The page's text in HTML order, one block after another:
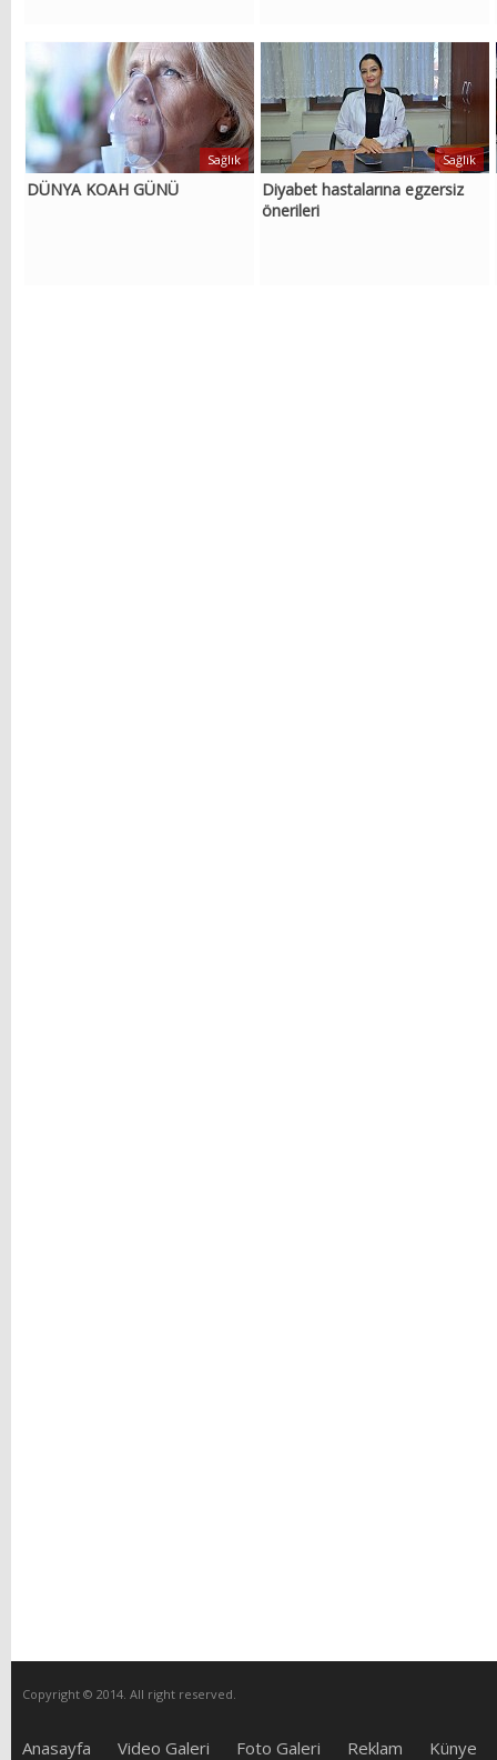
DÜNYA KOAH GÜNÜ
Sağlık
Diyabet hastalarına egzersiz
önerileri
Sağlık
Copyright © 2014. All right reserved.
Anasayfa Video Galeri Foto Galeri Reklam Künye